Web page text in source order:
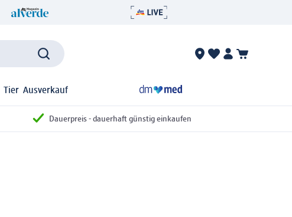
Tier Ausverkauf
Dauerpreis - dauerhaft günstig einkaufen